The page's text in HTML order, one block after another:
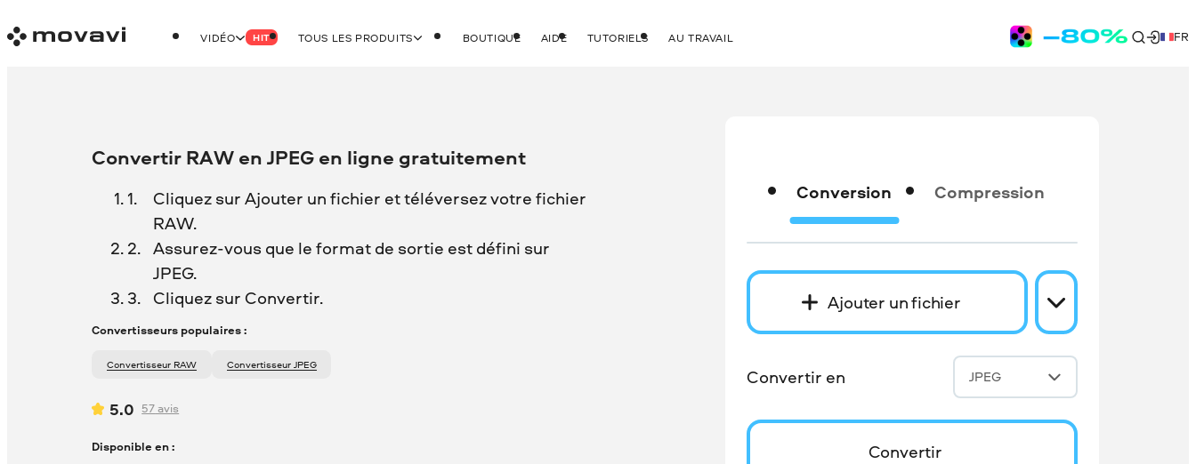
VIDÉO HIT TOUS LES PRODUITS BOUTIQUE AIDE TUTORIELS AU TRAVAIL FR
Convertir RAW en JPEG en ligne gratuitement
Cliquez sur Ajouter un fichier et téléversez votre fichier
RAW.
Assurez-vous que le format de sortie est défini sur
JPEG.
Cliquez sur Convertir.
Convertisseurs populaires :
Convertisseur RAW Convertisseur JPEG
5.0 57 avis
Disponible en :
Conversion Compression
Ajouter un fichier
Convertir en JPEG
Convertir